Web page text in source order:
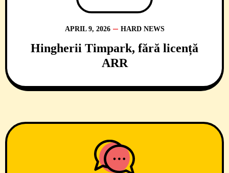
APRIL 9, 2026 HARD NEWS
Hingherii Timpark, fără licență
ARR